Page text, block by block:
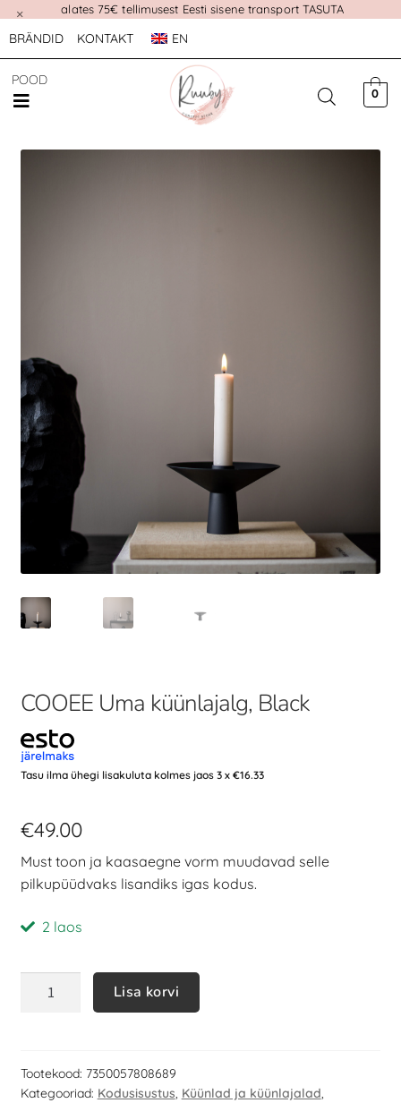
alates 75€ tellimusest Eesti sisene transport TASUTA
×
BRÄNDID KONTAKT EN
POOD
0
COOEE Uma küünlajalg, Black
Tasu ilma ühegi lisakuluta kolmes jaos 3 x €16.33
€49.00
Must toon ja kaasaegne vorm muudavad selle
pilkupüüdvaks lisandiks igas kodus.
2 laos
Lisa korvi
Tootekood: 7350057808689
Kategooriad: Kodusisustus, Küünlad ja küünlajalad,